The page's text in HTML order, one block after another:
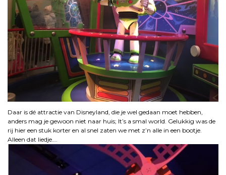
Daar is dé attractie van Disneyland, die je wel gedaan moet hebben,
anders mag je gewoon niet naar huis; It’s a smal world. Gelukkig was de
rij hier een stuk korter en al snel zaten we met z’n alle in een bootje.
Alleen dat liedje….